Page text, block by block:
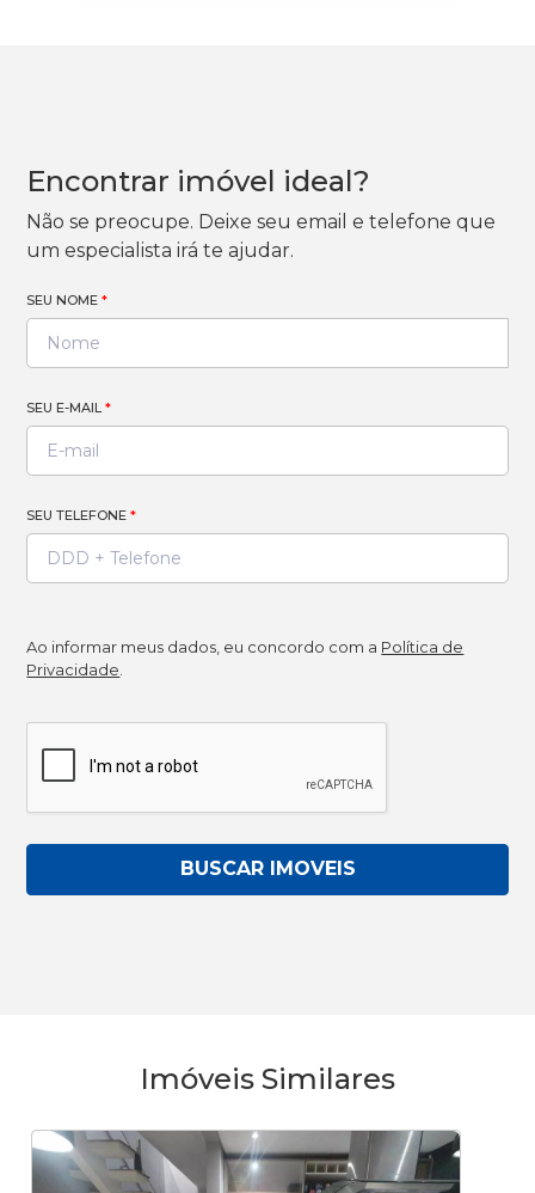
Encontrar imóvel ideal?
Não se preocupe. Deixe seu email e telefone que
um especialista irá te ajudar.
SEU NOME*
SEU E-MAIL*
SEU TELEFONE*
Ao informar meus dados, eu concordo com a Política de
Privacidade
BUSCAR IMOVEIS
Imóveis Similares